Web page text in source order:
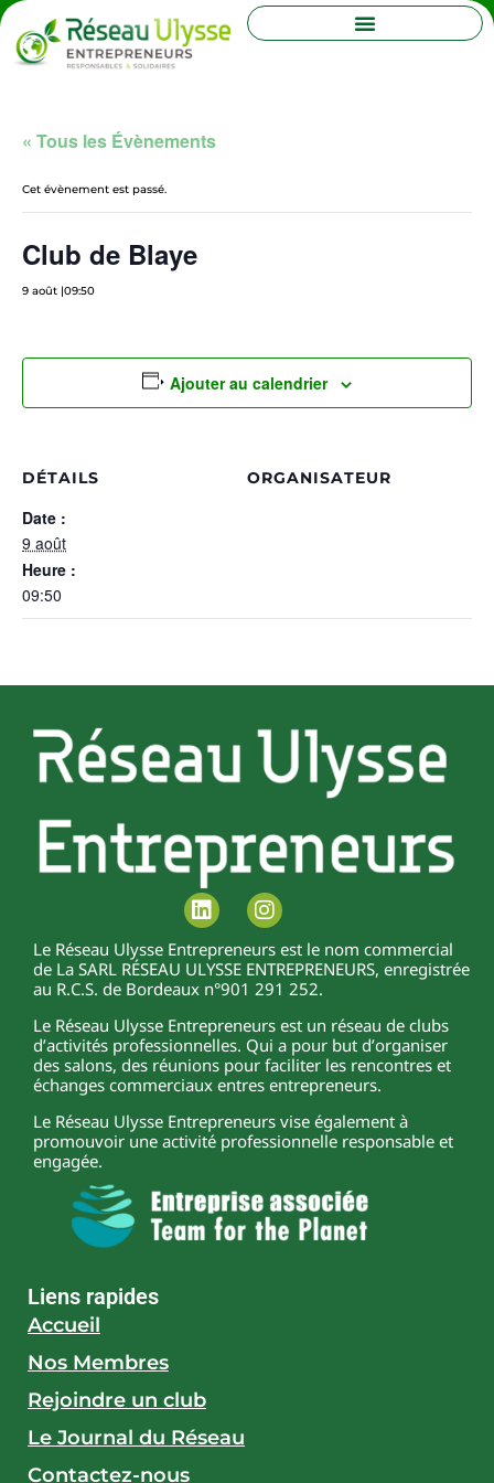
« Tous les Évènements
Cet évènement est passé.
Club de Blaye
9 août |09:50
Ajouter au calendrier
DÉTAILS
Date :
9 août
Heure :
09:50
ORGANISATEUR
Le Réseau Ulysse Entrepreneurs est le nom commercial
de La SARL RÉSEAU ULYSSE ENTREPRENEURS, enregistrée
au R.C.S. de Bordeaux n°901 291 252.
Le Réseau Ulysse Entrepreneurs est un réseau de clubs
d’activités professionnelles. Qui a pour but d’organiser
des salons, des réunions pour faciliter les rencontres et
échanges commerciaux entres entrepreneurs.
Le Réseau Ulysse Entrepreneurs vise également à
promouvoir une activité professionnelle responsable et
engagée.
Liens rapides
Accueil
Nos Membres
Rejoindre un club
Le Journal du Réseau
Contactez-nous